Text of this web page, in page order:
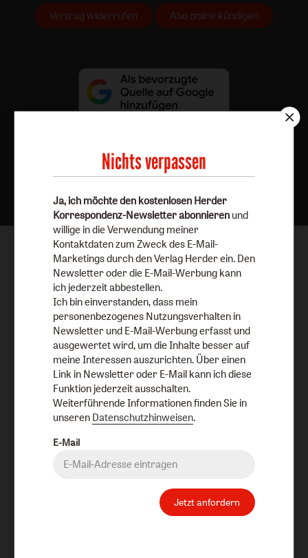
Vertrag widerrufen Abo online kündigen
Nach oben
Nichts verpassen
Ja, ich möchte den kostenlosen Herder
Korrespondenz-Newsletter abonnieren und
willige in die Verwendung meiner
Kontaktdaten zum Zweck des E-Mail-
Marketings durch den Verlag Herder ein. Den
Newsletter oder die E-Mail-Werbung kann
ich jederzeit abbestellen.
Ich bin einverstanden, dass mein
personenbezogenes Nutzungsverhalten in
Newsletter und E-Mail-Werbung erfasst und
ausgewertet wird, um die Inhalte besser auf
meine Interessen auszurichten. Über einen
Link in Newsletter oder E-Mail kann ich diese
Funktion jederzeit ausschalten.
Weiterführende Informationen finden Sie in
unseren Datenschutzhinweisen.
E-Mail
Jetzt anfordern